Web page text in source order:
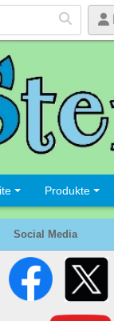
Produkte
Social Media